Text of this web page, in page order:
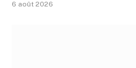
6 août 2026